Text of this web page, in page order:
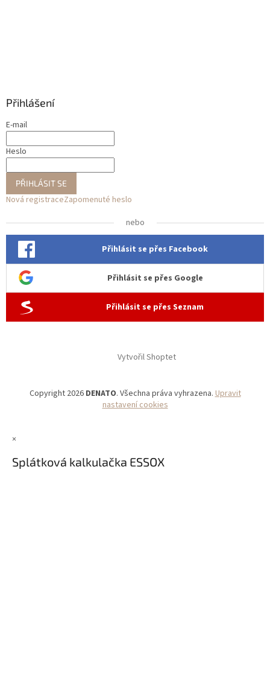
Přihlášení
E-mail
Heslo
PŘIHLÁSIT SE
Nová registraceZapomenuté heslo
nebo
Přihlásit se přes Facebook
Přihlásit se přes Google
Přihlásit se přes Seznam
Vytvořil Shoptet
Copyright 2026 DENATO. Všechna práva vyhrazena. Upravit
nastavení cookies
×
Splátková kalkulačka ESSOX